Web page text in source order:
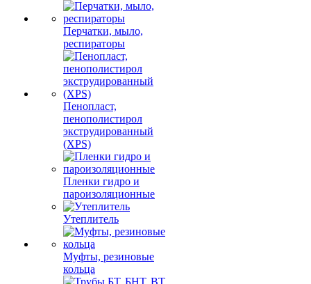
Перчатки, мыло,
респираторы
Пенопласт,
пенополистирол
экструдированный
(XPS)
Пленки гидро и
пароизоляционные
Утеплитель
Муфты, резиновые
кольца